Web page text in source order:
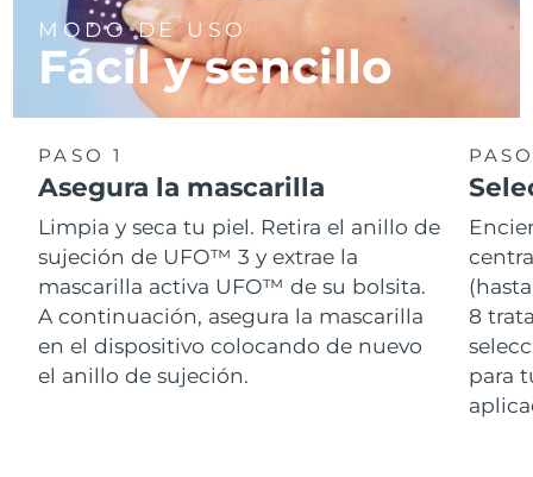
MODO DE USO
Fácil y sencillo
PASO 1
Asegura la mascarilla
Limpia y seca tu piel. Retira el anillo de
sujeción de UFO™ 3 y extrae la
mascarilla activa UFO™ de su bolsita.
A continuación, asegura la mascarilla
en el dispositivo colocando de nuevo
el anillo de sujeción.
8
para